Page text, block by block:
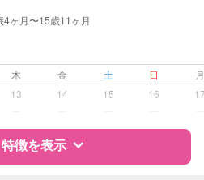
サポート
児、病後児、ともに不可
の他
4ヶ月〜15歳11ヶ月
木 金 土 日
13 14 15 16
徴を表示